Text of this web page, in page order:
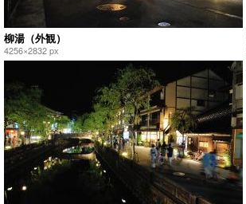
柳湯（外観）
4256×2832 px